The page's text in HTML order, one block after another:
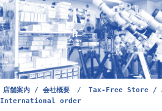
店舗案内 / 会社概要 /
Tax-Free Store /
International order